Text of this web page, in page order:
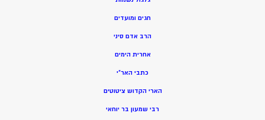
חגים ומועדים
הרב אדם סיני
אחרית הימים
כתבי האר”י
הארי הקדוש ציטוטים
רבי שמעון בר יוחאי